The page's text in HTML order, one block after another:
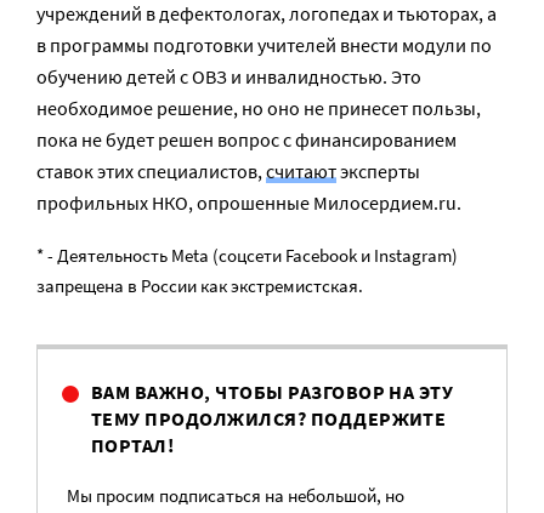
учреждений в дефектологах, логопедах и тьюторах, а
в программы подготовки учителей внести модули по
обучению детей с ОВЗ и инвалидностью. Это
необходимое решение, но оно не принесет пользы,
пока не будет решен вопрос с финансированием
ставок этих специалистов,считаютэксперты
профильных НКО, опрошенные Милосердием.ru.
* - Деятельность Meta (соцсети Facebook и Instagram)
запрещена в России как экстремистская.
ВАМ ВАЖНО, ЧТОБЫ РАЗГОВОР НА ЭТУ
ТЕМУ ПРОДОЛЖИЛСЯ? ПОДДЕРЖИТЕ
ПОРТАЛ!
Мы просим подписаться на небольшой, но